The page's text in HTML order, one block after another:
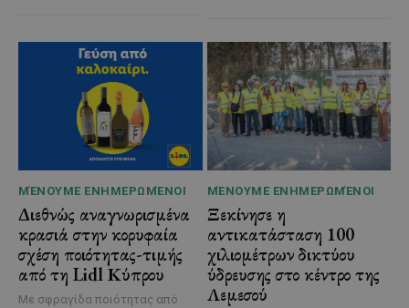
ΜΈΝΟΥΜΕ ΕΝΗΜΕΡΩΜΈΝΟΙ
Διεθνώς αναγνωρισμένα
κρασιά στην κορυφαία
σχέση ποιότητας-τιμής
από τη Lidl Κύπρου
Με σφραγίδα ποιότητας από
ΜΈΝΟΥΜΕ ΕΝΗΜΕΡΩΜΈΝΟΙ
Ξεκίνησε η
αντικατάσταση 100
χιλιομέτρων δικτύου
ύδρευσης στο κέντρο της
Λεμεσού